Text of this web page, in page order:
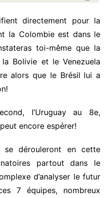
directement pour la
la Colombie est dans le
toi-même que la
Bolivie et le Venezuela
alors que le Brésil lui a
l’Uruguay au 8e,
encore espérer!
dérouleront en cette
partout dans le
d’analyser le futur
7 équipes, nombreux